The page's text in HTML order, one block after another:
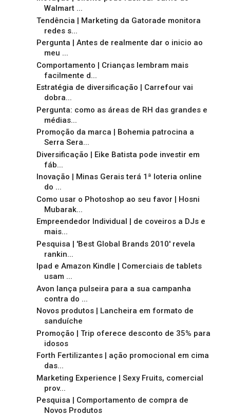
Walmart ...
Tendência | Marketing da Gatorade monitora
redes s...
Pergunta | Antes de realmente dar o inicio ao
meu ...
Comportamento | Crianças lembram mais
facilmente d...
Estratégia de diversificação | Carrefour vai
dobra...
Pergunta: como as áreas de RH das grandes e
médias...
Promoção da marca | Bohemia patrocina a
Serra Sera...
Diversificação | Eike Batista pode investir em
fáb...
Inovação | Minas Gerais terá 1ª loteria online
do ...
Como usar o Photoshop ao seu favor | Hosni
Mubarak...
Empreendedor Individual | de coveiros a DJs e
mais...
Pesquisa | 'Best Global Brands 2010' revela
rankin...
Ipad e Amazon Kindle | Comerciais de tablets
usam ...
Avon lança pulseira para a sua campanha
contra do ...
Novos produtos | Lancheira em formato de
sanduíche
Promoção | Trip oferece desconto de 35% para
idosos
Forth Fertilizantes | ação promocional em cima
das...
Marketing Experience | Sexy Fruits, comercial
prov...
Pesquisa | Comportamento de compra de
Novos Produtos